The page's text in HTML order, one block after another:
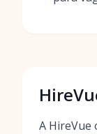
A HireVue